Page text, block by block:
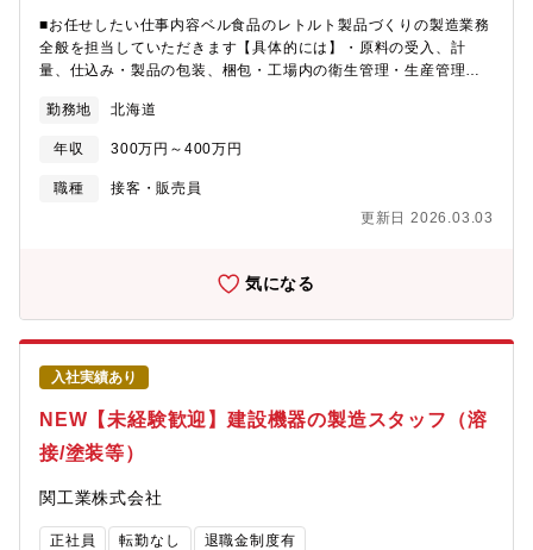
■お任せしたい仕事内容ベル食品のレトルト製品づくりの製造業務
全般を担当していただきます【具体的には】・原料の受入、計
量、仕込み・製品の包装、梱包・工場内の衛生管理・生産管理業
を丸暗記する必要はありません！■できることからコツコツと入社
後、まずはお仕事に慣れるところからスタート！また、作業もチ
ームで進めていきますので分からないことがあれば、先輩スタッ
フがすぐにサポートさせていただきます。未経験からでも安心し
メンバーも営業職や配送、サービス業などの異業種から入社した
がある方」などご興味ある方は是非ご応募ください
勤務地 北海道
年収 300万円～400万円
職種
接客・販売員
更新日 2026.03.03
気になる
入社実績あり
NEW【未経験歓迎】建設機器の製造スタッフ（溶
接/塗装等）
関工業株式会社
正社員 転勤なし 退職金制度有